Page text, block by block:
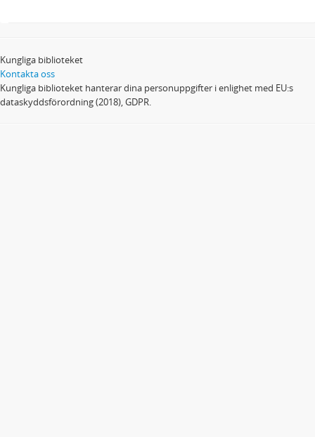
Kungliga biblioteket
Kontakta oss
Kungliga biblioteket hanterar dina personuppgifter i enlighet med EU:s
dataskyddsförordning (2018), GDPR.